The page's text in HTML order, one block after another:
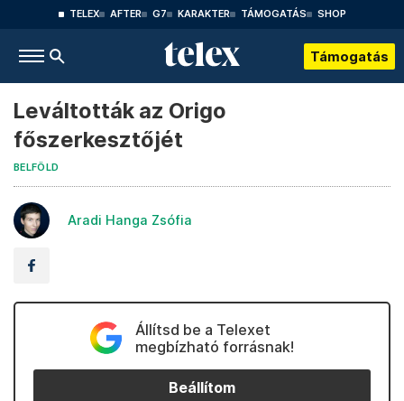
TELEX AFTER G7 KARAKTER TÁMOGATÁS SHOP
Támogatás
Leváltották az Origo
főszerkesztőjét
BELFÖLD
Aradi Hanga Zsófia
Állítsd be a Telexet
megbízható forrásnak!
Beállítom